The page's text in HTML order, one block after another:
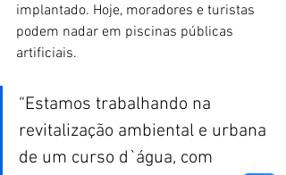
implantado. Hoje, moradores e turistas
podem nadar em piscinas públicas
artificiais.
“Estamos trabalhando na
revitalização ambiental e urbana
de um curso d`água, com